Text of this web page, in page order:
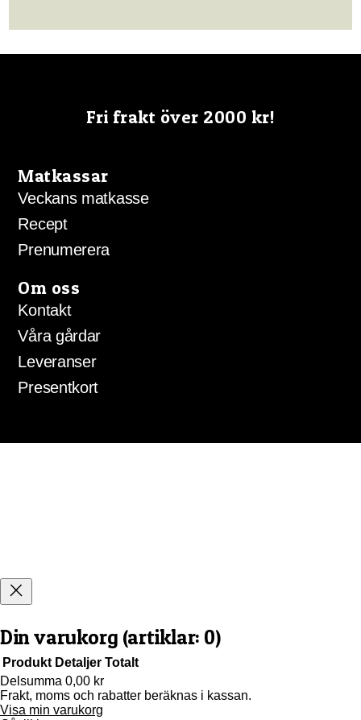
Fri frakt över 2000 kr!
Matkassar
Veckans matkasse
Recept
Prenumerera
Om oss
Kontakt
Våra gårdar
Leveranser
Presentkort
Din varukorg (artiklar: 0)
Produkter
Produkt Detaljer Totalt
Delsumma 0,00 kr
Frakt, moms och rabatter beräknas i kassan.
Visa min varukorg